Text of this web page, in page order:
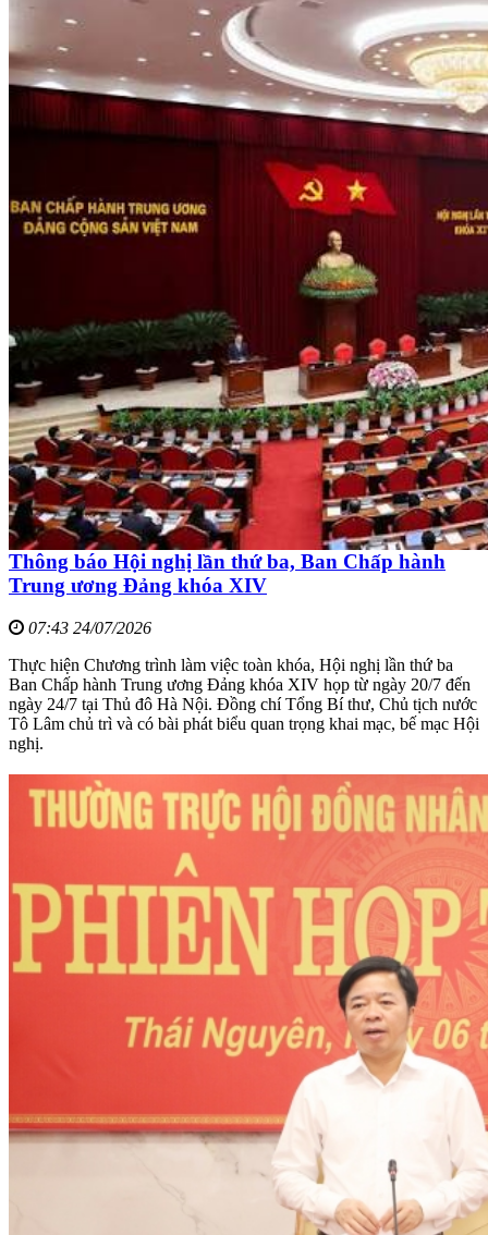
Thông báo Hội nghị lần thứ ba, Ban Chấp hành
Trung ương Đảng khóa XIV
07:43 24/07/2026
Thực hiện Chương trình làm việc toàn khóa, Hội nghị lần thứ ba
Ban Chấp hành Trung ương Đảng khóa XIV họp từ ngày 20/7 đến
ngày 24/7 tại Thủ đô Hà Nội. Đồng chí Tổng Bí thư, Chủ tịch nước
Tô Lâm chủ trì và có bài phát biểu quan trọng khai mạc, bế mạc Hội
nghị.